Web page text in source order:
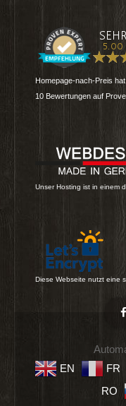
Homepage-nach-Preis hat
10 Bewertungen auf
Unser Hosting ist in einem
Diese Webseite nutzt eine
EN
FR
RO